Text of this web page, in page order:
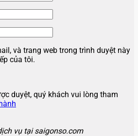
và trang web trong trình duyệt này
của tôi.
duyệt, quý khách vui lòng tham
vụ tại saigonso.com